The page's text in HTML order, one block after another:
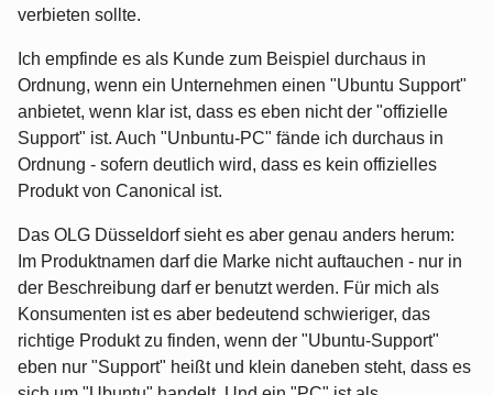
verbieten sollte.
Ich empfinde es als Kunde zum Beispiel durchaus in
Ordnung, wenn ein Unternehmen einen "Ubuntu Support"
anbietet, wenn klar ist, dass es eben nicht der "offizielle
Support" ist. Auch "Unbuntu-PC" fände ich durchaus in
Ordnung - sofern deutlich wird, dass es kein offizielles
Produkt von Canonical ist.
Das OLG Düsseldorf sieht es aber genau anders herum:
Im Produktnamen darf die Marke nicht auftauchen - nur in
der Beschreibung darf er benutzt werden. Für mich als
Konsumenten ist es aber bedeutend schwieriger, das
richtige Produkt zu finden, wenn der "Ubuntu-Support"
eben nur "Support" heißt und klein daneben steht, dass es